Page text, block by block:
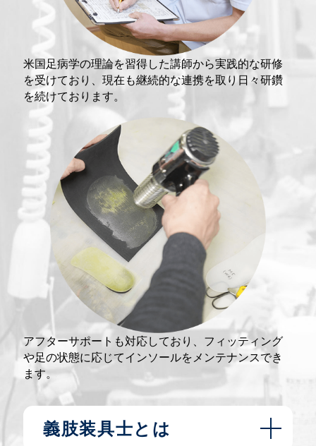
米国足病学の理論を習得した講師から実践的な研修
を受けており、現在も継続的な連携を取り日々研鑽
を続けております。
アフターサポートも対応しており、フィッティング
や足の状態に応じてインソールをメンテナンスでき
ます。
義肢装具士とは